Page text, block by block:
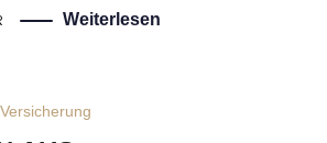
Weiterlesen
Versicherung